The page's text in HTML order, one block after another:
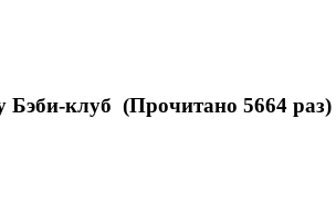
клуб (Прочитано 5664 раз)